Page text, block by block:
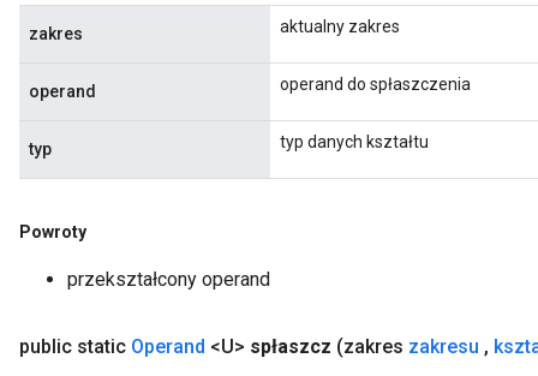
zakres aktualny zakres
operand operand do spłaszczenia
typ typ danych kształtu
Powroty
przekształcony operand
public static Operand <U> spłaszcz (zakres zakresu ,